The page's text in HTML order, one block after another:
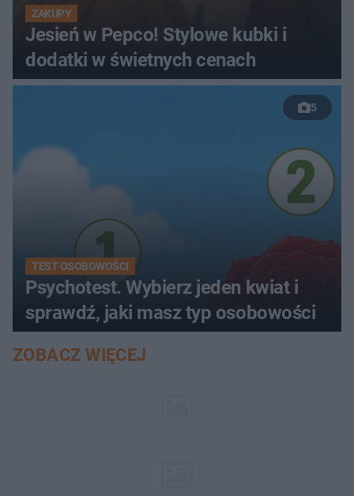
ZAKUPY
Jesień w Pepco! Stylowe kubki i
dodatki w świetnych cenach
5
TEST OSOBOWOŚCI
Psychotest. Wybierz jeden kwiat i
sprawdź, jaki masz typ osobowości
ZOBACZ WIĘCEJ